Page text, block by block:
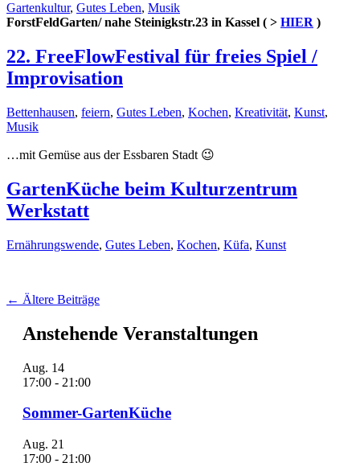
Gartenkultur, Gutes Leben, Musik
ForstFeldGarten/ nahe Steinigkstr.23 in Kassel ( > HIER )
22. FreeFlowFestival für freies Spiel /
Improvisation
Bettenhausen, feiern, Gutes Leben, Kochen, Kreativität, Kunst,
Musik
…mit Gemüse aus der Essbaren Stadt 😉
GartenKüche beim Kulturzentrum
Werkstatt
Ernährungswende, Gutes Leben, Kochen, Küfa, Kunst
Beitragsnavigation
← Ältere Beiträge
Anstehende Veranstaltungen
Aug. 14
17:00 - 21:00
Sommer-GartenKüche
Aug. 21
17:00 - 21:00